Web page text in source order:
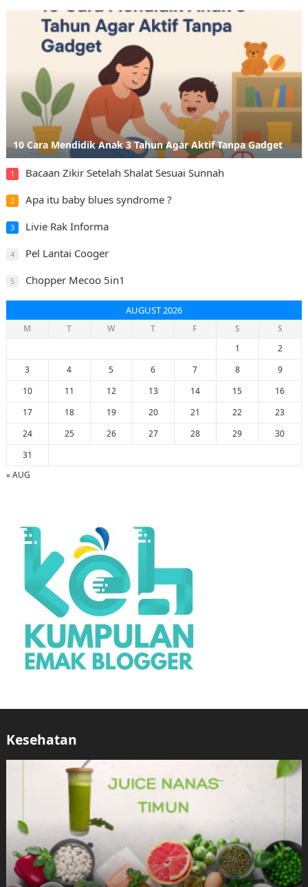
10 Cara Mendidik Anak 3 Tahun Agar Aktif Tanpa Gadget
1 Bacaan Zikir Setelah Shalat Sesuai Sunnah
2 Apa itu baby blues syndrome ?
3 Livie Rak Informa
4 Pel Lantai Cooger
5 Chopper Mecoo 5in1
AUGUST 2026
M T W T F S
S
1
2
3
4 5 6 7 8
9
10
11 12 13 14 15
16
17
18 19 20 21 22
23
24
25 26 27 28 29
30
31
« AUG
Kesehatan